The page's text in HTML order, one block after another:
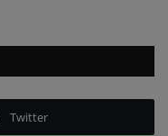
Twitter